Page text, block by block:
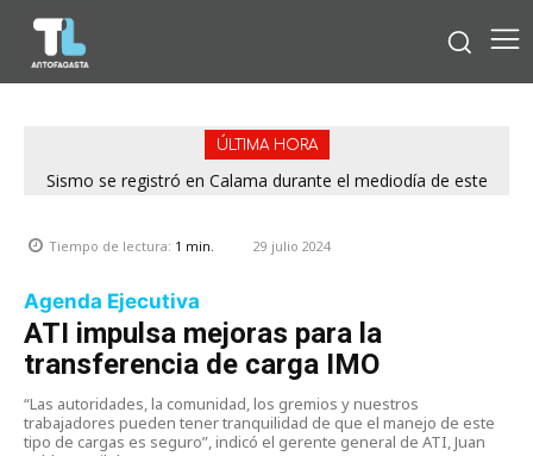
ÚLTIMA HORA
Sismo se registró en Calama durante el mediodía de este
Tiempo de lectura: 1 min. 29 julio 2024
Agenda Ejecutiva
ATI impulsa mejoras para la
transferencia de carga IMO
“Las autoridades, la comunidad, los gremios y nuestros
trabajadores pueden tener tranquilidad de que el manejo de este
tipo de cargas es seguro”, indicó el gerente general de ATI, Juan